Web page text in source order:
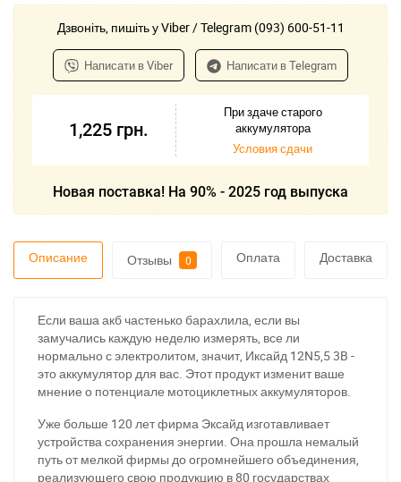
Дзвоніть, пишіть у Viber / Telegram (093) 600-51-11
Написати в Viber Написати в Telegram
1,225 грн.
При здаче старого
аккумулятора
Условия сдачи
Новая поставка! На 90% - 2025 год выпуска
Описание Отзывы 0 Оплата Доставка
Если ваша акб частенько барахлила, если вы
замучались каждую неделю измерять, все ли
нормально с электролитом, значит, Иксайд 12N5,5 3B -
это аккумулятор для вас. Этот продукт изменит ваше
мнение о потенциале мотоциклетных аккумуляторов.
Уже больше 120 лет фирма Эксайд изготавливает
устройства сохранения энергии. Она прошла немалый
путь от мелкой фирмы до огромнейшего объединения,
реализующего свою продукцию в 80 государствах